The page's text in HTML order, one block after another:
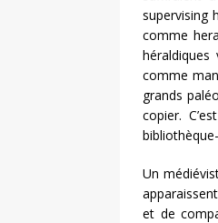
supervising
comme
comme
grands
copier.
Un
et de